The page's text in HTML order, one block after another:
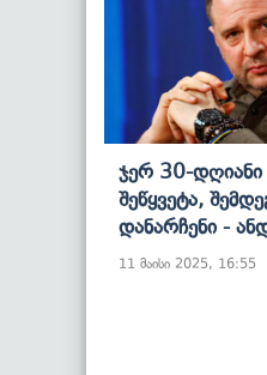
Ჯერ 30-Დღიანი
Შეწყვეტა,
Დანარჩენი -
11 მაისი 2025, 16:55